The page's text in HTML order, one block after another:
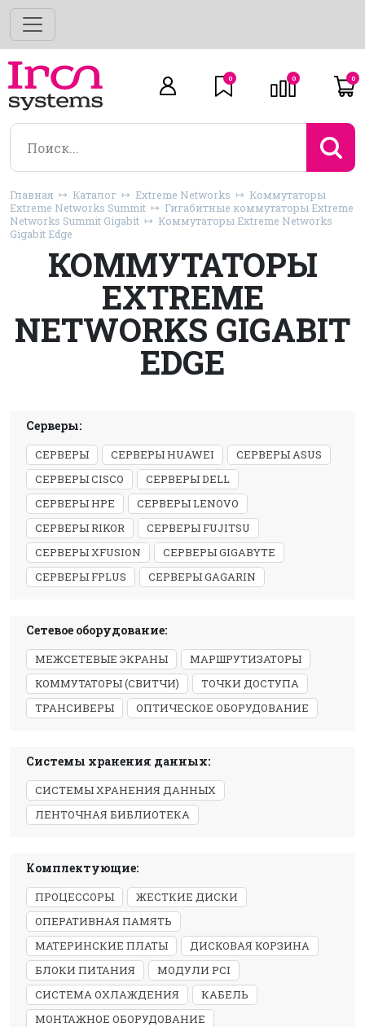
0 0 0
Главная Каталог Extreme Networks
Коммутаторы
Extreme Networks Summit
Гигабитные коммутаторы Extreme
Networks Summit Gigabit
Коммутаторы Extreme Networks
Gigabit Edge
КОММУТАТОРЫ
EXTREME
NETWORKS GIGABIT
EDGE
Серверы:
СЕРВЕРЫ СЕРВЕРЫ HUAWEI
СЕРВЕРЫ ASUS
СЕРВЕРЫ CISCO
СЕРВЕРЫ DELL
СЕРВЕРЫ HPE
СЕРВЕРЫ LENOVO
СЕРВЕРЫ RIKOR
СЕРВЕРЫ FUJITSU
СЕРВЕРЫ XFUSION
СЕРВЕРЫ GIGABYTE
СЕРВЕРЫ FPLUS
СЕРВЕРЫ GAGARIN
Сетевое оборудование:
МЕЖСЕТЕВЫЕ ЭКРАНЫ
МАРШРУТИЗАТОРЫ
КОММУТАТОРЫ (СВИТЧИ)
ТОЧКИ ДОСТУПА
ТРАНСИВЕРЫ
ОПТИЧЕСКОЕ ОБОРУДОВАНИЕ
Системы хранения данных:
СИСТЕМЫ ХРАНЕНИЯ ДАННЫХ
ЛЕНТОЧНАЯ БИБЛИОТЕКА
Комплектующие:
ПРОЦЕССОРЫ
ЖЕСТКИЕ ДИСКИ
ОПЕРАТИВНАЯ ПАМЯТЬ
МАТЕРИНСКИЕ ПЛАТЫ
ДИСКОВАЯ КОРЗИНА
БЛОКИ ПИТАНИЯ
МОДУЛИ PCI
СИСТЕМА ОХЛАЖДЕНИЯ
КАБЕЛЬ
МОНТАЖНОЕ ОБОРУДОВАНИЕ